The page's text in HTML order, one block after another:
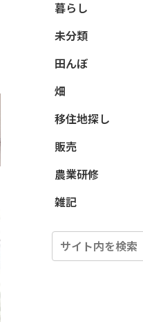
暮らし
未分類
田んぼ
畑
移住地探し
販売
農業研修
雑記